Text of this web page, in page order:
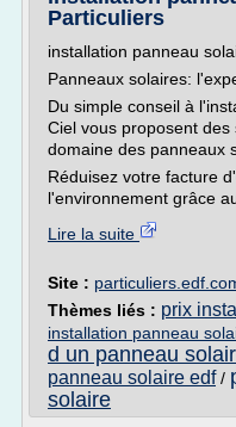
Particuliers
installation panneau
Panneaux solaires:
Du simple conseil à
Ciel vous proposent
domaine des panneaux
Réduisez votre facture
l'environnement grâce
Lire la suite
Site :
Thèmes liés : prix
installation panneau
d un panneau
panneau solaire edf/
solaire